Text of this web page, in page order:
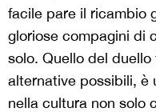
facile pare il ricambio
gloriose compagini di
solo. Quello del
alternative possibili, è
nella cultura non solo